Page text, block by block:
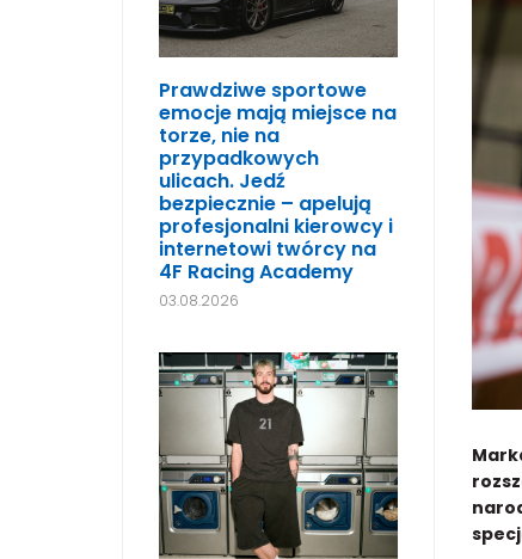
Prawdziwe sportowe
emocje mają miejsce na
torze, nie na
przypadkowych
ulicach. Jedź
bezpiecznie – apelują
profesjonalni kierowcy i
internetowi twórcy na
4F Racing Academy
03.08.2026